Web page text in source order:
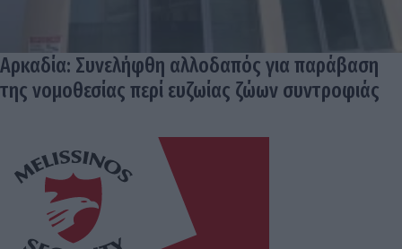
Αρκαδία: Συνελήφθη αλλοδαπός για παράβαση
της νομοθεσίας περί ευζωίας ζώων συντροφιάς